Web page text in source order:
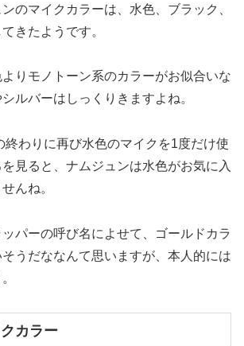
のマイクカラーは、水色、ブラック、
きたようです。
りモノトーン系のカラーがお似合いな
ルバーはしっくりきますよね。
終わりに再び水色のマイクを1度だけ使
見ると、ナムジュンは水色がお気に入
んね。
パーの呼び名によせて、ゴールドカラ
うだななんて思いますが、本人的には
カラー